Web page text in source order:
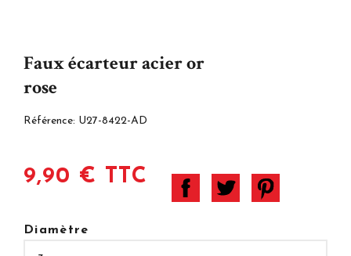
Faux écarteur acier or
rose
Référence: U27-8422-AD
9,90 € TTC
Diamètre